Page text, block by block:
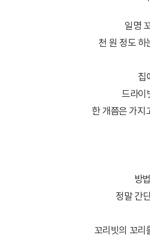
일명
천 원 정도 하
집
드라이
한 개쯤은 가지
방
정말 간
꼬리빗의 꼬리